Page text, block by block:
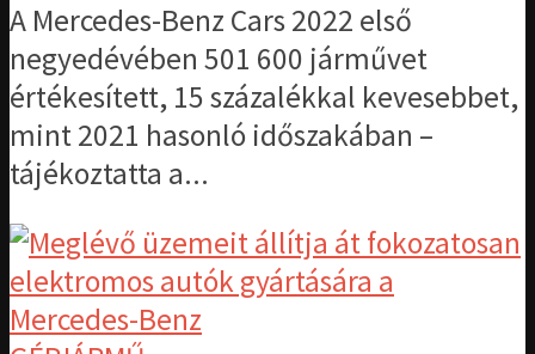
A Mercedes-Benz Cars 2022 első
negyedévében 501 600 járművet
értékesített, 15 százalékkal kevesebbet,
mint 2021 hasonló időszakában –
tájékoztatta a...